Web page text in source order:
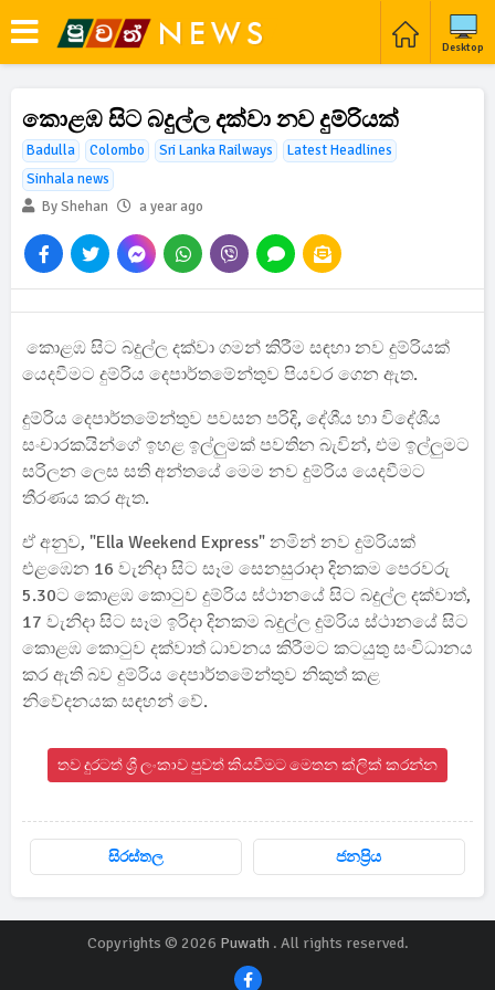
Desktop
කොළඹ සිට බදුල්ල දක්වා නව දුම්රියක්
Badulla Colombo Sri Lanka Railways
Latest Headlines
Sinhala news
By Shehan
a year ago
කොළඹ සිට බදුල්ල දක්වා ගමන් කිරීම සඳහා නව දුම්රියක්
යෙදවීමට දුම්රිය දෙපාර්තමේන්තුව පියවර ගෙන ඇත.
දුම්රිය දෙපාර්තමේන්තුව පවසන පරිදි, දේශීය හා විදේශීය
සංචාරකයින්ගේ ඉහළ ඉල්ලුමක් පවතින බැවින්, එම ඉල්ලුමට
සරිලන ලෙස සති අන්තයේ මෙම නව දුම්රිය යෙදවීමට
තීරණය කර ඇත.
ඒ අනුව, "Ella Weekend Express" නමින් නව දුම්රියක්
එළඹෙන 16 වැනිදා සිට සෑම සෙනසුරාදා දිනකම පෙරවරු
5.30ට කොළඹ කොටුව දුම්රිය ස්ථානයේ සිට බදුල්ල දක්වාත්,
17 වැනිදා සිට සෑම ඉරිදා දිනකම බදුල්ල දුම්රිය ස්ථානයේ සිට
කොළඹ කොටුව දක්වාත් ධාවනය කිරීමට කටයුතු සංවිධානය
කර ඇති බව දුම්රිය දෙපාර්තමේන්තුව නිකුත් කළ
නිවේදනයක සඳහන් වේ.
තව දුරටත් ශ්‍රී ලංකාව පුවත් කියවීමට මෙතන ක්ලික් කරන්න
සිරස්තල ජනප්‍රිය
Copyrights © 2026 Puwath. All rights reserved.